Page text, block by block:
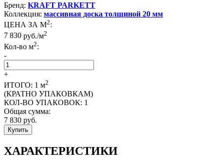
Бренд: KRAFT PARKETT
Коллекция: массивная доска толщиной 20 мм
ЦЕНА ЗА М2:
7 830 руб./м2
Кол-во м2:
-
+
ИТОГО: 1 м2
(КРАТНО УПАКОВКАМ)
КОЛ-ВО УПАКОВОК: 1
Общая сумма:
7 830 руб.
Купить
ХАРАКТЕРИСТИКИ